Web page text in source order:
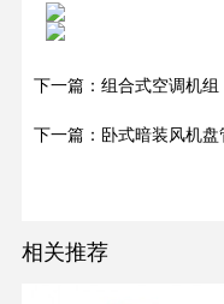
下一篇：组合式空调机组
下一篇：卧式暗装风机盘
相关推荐